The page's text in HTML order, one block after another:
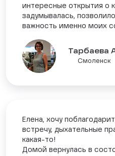
интересные открытия о
задумывалась,
важность именно моих
Тарбаева
Смоленск
Елена, хочу
встречу, дыхательные
какая-то!
Домой вернулась в